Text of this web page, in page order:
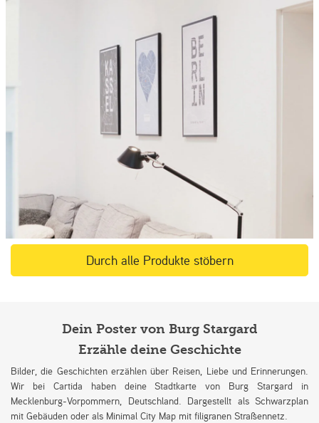
Durch alle Produkte stöbern
Dein Poster von Burg Stargard
Erzähle deine Geschichte
Bilder, die Geschichten erzählen über Reisen, Liebe und Erinnerungen.
Wir bei Cartida haben deine Stadtkarte von Burg Stargard in
Mecklenburg-Vorpommern, Deutschland. Dargestellt als Schwarzplan
mit Gebäuden oder als Minimal City Map mit filigranen Straßennetz.